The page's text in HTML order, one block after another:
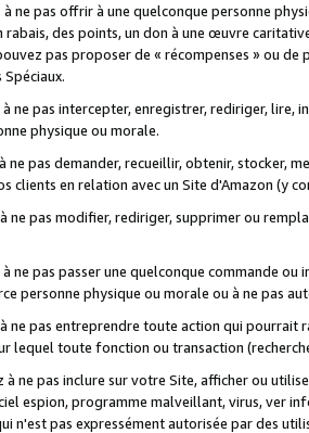
à ne pas offrir à une quelconque personne
rabais, des points, un don à une œuvre
pas proposer de « récompenses » ou
Spéciaux.
à ne pas intercepter, enregistrer, rediriger,
physique ou morale.
ne pas demander, recueillir, obtenir, stocker,
clients en relation avec un Site d'Amazon (y
ne pas modifier, rediriger, supprimer ou
ne pas passer une quelconque commande
personne physique ou morale ou à ne pas
ne pas entreprendre toute action qui
lequel toute fonction ou transaction
à ne pas inclure sur votre Site, afficher ou
espion, programme malveillant, virus, ver
n'est pas expressément autorisée par des